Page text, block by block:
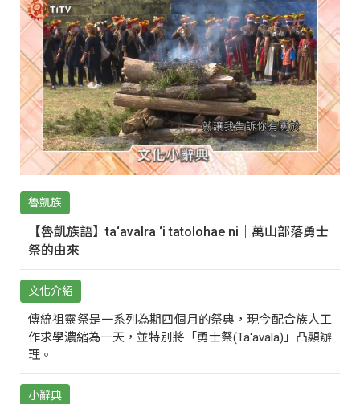
魯凱族
【魯凱族語】ta‘avalra ‘i tatolohae ni｜萬山部落勇士
祭的由來
文化介紹
傳統祖靈祭是一系列為期四個月的祭典，現今配合族人工
作求學濃縮為一天，並特別將「勇士祭(Ta‘avala)」凸顯辦
理。
小辭典